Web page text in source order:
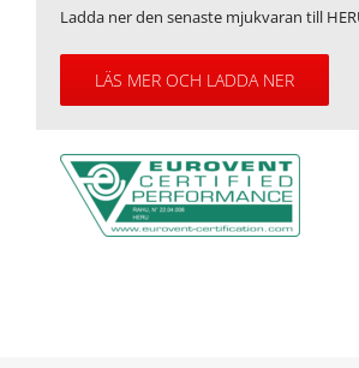
Ladda ner den senaste mjukvaran till
LÄS MER OCH LADDA NER